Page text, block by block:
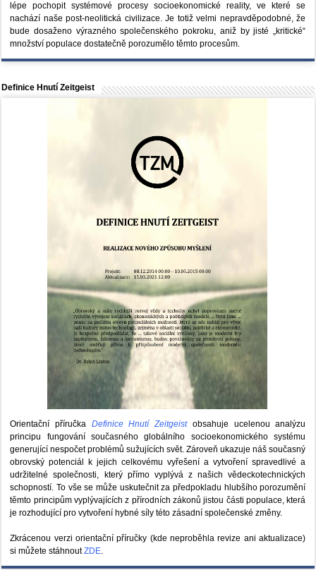
lépe pochopit systémové procesy socioekonomické reality, ve které se
nachází naše post-neolitická civilizace. Je totiž velmi nepravděpodobné, že
bude dosaženo výrazného společenského pokroku, aniž by jisté „kritické“
množství populace dostatečně porozumělo těmto procesům.
Definice Hnutí Zeitgeist
Orientační příručka Definice Hnutí Zeitgeistobsahuje ucelenou analýzu
principu fungování současného globálního socioekonomického systému
generující nespočet problémů sužujících svět. Zároveň ukazuje náš současný
obrovský potenciál k jejich celkovému vyřešení a vytvoření spravedlivé a
udržitelné společnosti, který přímo vyplývá z našich vědeckotechnických
schopností. To vše se může uskutečnit za předpokladu hlubšího porozumění
těmto principům vyplývajících z přírodních zákonů jistou části populace, která
je rozhodující pro vytvoření hybné síly této zásadní společenské změny.
Zkrácenou verzi orientační příručky (kde neproběhla revize ani aktualizace)
si můžete stáhnoutZDE.